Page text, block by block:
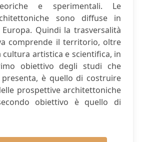
e sperimentali. Le
sono diffuse in
Quindi la trasversalità
comprende il territorio, oltre
cultura artistica e scientifica, in
obiettivo degli studi che
è quello di costruire
prospettive architettoniche
obiettivo è quello di